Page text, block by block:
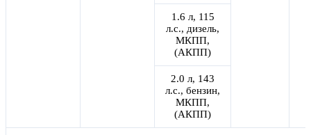
1.6 л, 115
л.с., дизель,
МКПП,
(АКПП)
2.0 л, 143
л.с., бензин,
МКПП,
(АКПП)